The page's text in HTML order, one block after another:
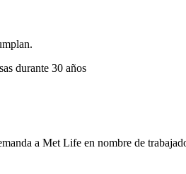
durante 30 años
a Met Life en nombre de